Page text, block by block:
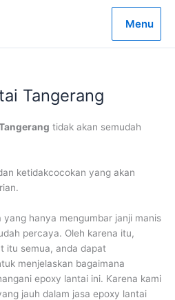
Menu
Tangerang
tidak akan semudah
ketidakcocokan yang akan
hanya mengumbar janji manis
percaya. Oleh karena itu,
itu semua, anda dapat
menjelaskan bagaimana
epoxy lantai ini. Karena kami
jauh dalam jasa epoxy lantai